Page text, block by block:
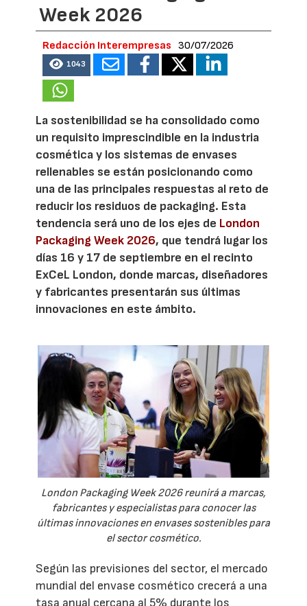
Week 2026
Redacción Interempresas 30/07/2026
1043
La sostenibilidad se ha consolidado como
un requisito imprescindible en la industria
cosmética y los sistemas de envases
rellenables se están posicionando como
una de las principales respuestas al reto de
reducir los residuos de packaging. Esta
tendencia será uno de los ejes de London
Packaging Week 2026, que tendrá lugar los
días 16 y 17 de septiembre en el recinto
ExCeL London, donde marcas, diseñadores
y fabricantes presentarán sus últimas
innovaciones en este ámbito.
London Packaging Week 2026 reunirá a marcas,
fabricantes y especialistas para conocer las
últimas innovaciones en envases sostenibles para
el sector cosmético.
Según las previsiones del sector, el mercado
mundial del envase cosmético crecerá a una
tasa anual cercana al 5% durante los